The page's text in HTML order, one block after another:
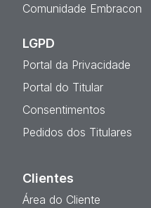
Comunidade Embracon
LGPD
Portal da Privacidade
Portal do Titular
Consentimentos
Pedidos dos Titulares
Clientes
Área do Cliente